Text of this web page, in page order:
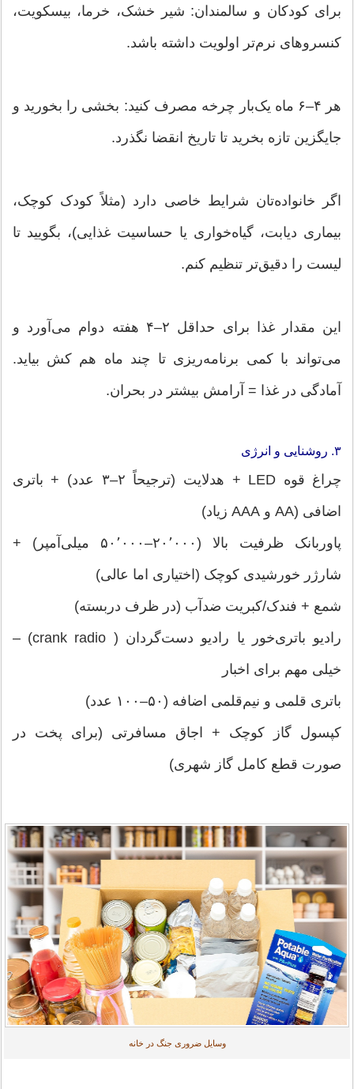
برای کودکان و سالمندان: شیر خشک، خرما، بیسکویت،
کنسروهای نرم‌تر اولویت داشته باشد.
هر ۴–۶ ماه یک‌بار چرخه مصرف کنید: بخشی را بخورید و
جایگزین تازه بخرید تا تاریخ انقضا نگذرد.
اگر خانواده‌تان شرایط خاصی دارد (مثلاً کودک کوچک،
بیماری دیابت، گیاه‌خواری یا حساسیت غذایی)، بگویید تا
لیست را دقیق‌تر تنظیم کنم.
این مقدار غذا برای حداقل ۲–۴ هفته دوام می‌آورد و
می‌تواند با کمی برنامه‌ریزی تا چند ماه هم کش بیاید.
آمادگی در غذا = آرامش بیشتر در بحران.
۳. روشنایی و انرژی
چراغ قوه LED + هدلایت (ترجیحاً ۲–۳ عدد) + باتری
اضافی (AA و AAA زیاد)
پاوربانک ظرفیت بالا (۲۰٬۰۰۰–۵۰٬۰۰۰ میلی‌آمپر) +
شارژر خورشیدی کوچک (اختیاری اما عالی)
شمع + فندک/کبریت ضدآب (در ظرف دربسته)
رادیو باتری‌خور یا رادیو دست‌گردان ( crank radio) –
خیلی مهم برای اخبار
باتری قلمی و نیم‌قلمی اضافه (۵۰–۱۰۰ عدد)
کپسول گاز کوچک + اجاق مسافرتی (برای پخت در
صورت قطع کامل گاز شهری)
وسایل ضروری جنگ در خانه